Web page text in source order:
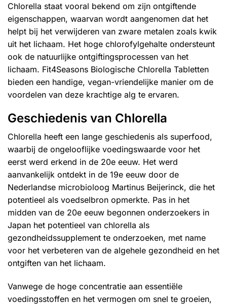
Chlorella staat vooral bekend om zijn ontgiftende
eigenschappen, waarvan wordt aangenomen dat het
helpt bij het verwijderen van zware metalen zoals kwik
uit het lichaam. Het hoge chlorofylgehalte ondersteunt
ook de natuurlijke ontgiftingsprocessen van het
lichaam. Fit4Seasons Biologische Chlorella Tabletten
bieden een handige, vegan-vriendelijke manier om de
voordelen van deze krachtige alg te ervaren.
Geschiedenis van Chlorella
Chlorella heeft een lange geschiedenis als superfood,
waarbij de ongelooflijke voedingswaarde voor het
eerst werd erkend in de 20e eeuw. Het werd
aanvankelijk ontdekt in de 19e eeuw door de
Nederlandse microbioloog Martinus Beijerinck, die het
potentieel als voedselbron opmerkte. Pas in het
midden van de 20e eeuw begonnen onderzoekers in
Japan het potentieel van chlorella als
gezondheidssupplement te onderzoeken, met name
voor het verbeteren van de algehele gezondheid en het
ontgiften van het lichaam.
Vanwege de hoge concentratie aan essentiële
voedingsstoffen en het vermogen om snel te groeien,